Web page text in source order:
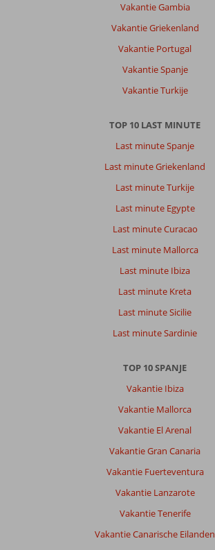
Vakantie Gambia
Vakantie Griekenland
Vakantie Portugal
Vakantie Spanje
Vakantie Turkije
TOP 10 LAST MINUTE
Last minute Spanje
Last minute Griekenland
Last minute Turkije
Last minute Egypte
Last minute Curacao
Last minute Mallorca
Last minute Ibiza
Last minute Kreta
Last minute Sicilie
Last minute Sardinie
TOP 10 SPANJE
Vakantie Ibiza
Vakantie Mallorca
Vakantie El Arenal
Vakantie Gran Canaria
Vakantie Fuerteventura
Vakantie Lanzarote
Vakantie Tenerife
Vakantie Canarische Eilanden